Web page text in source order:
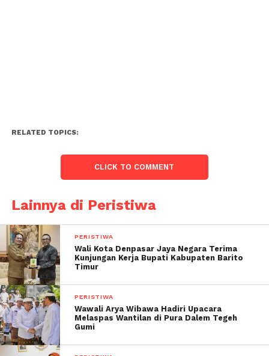
RELATED TOPICS:
CLICK TO COMMENT
Lainnya di Peristiwa
PERISTIWA
Wali Kota Denpasar Jaya Negara Terima
Kunjungan Kerja Bupati Kabupaten Barito
Timur
PERISTIWA
Wawali Arya Wibawa Hadiri Upacara
Melaspas Wantilan di Pura Dalem Tegeh
Gumi